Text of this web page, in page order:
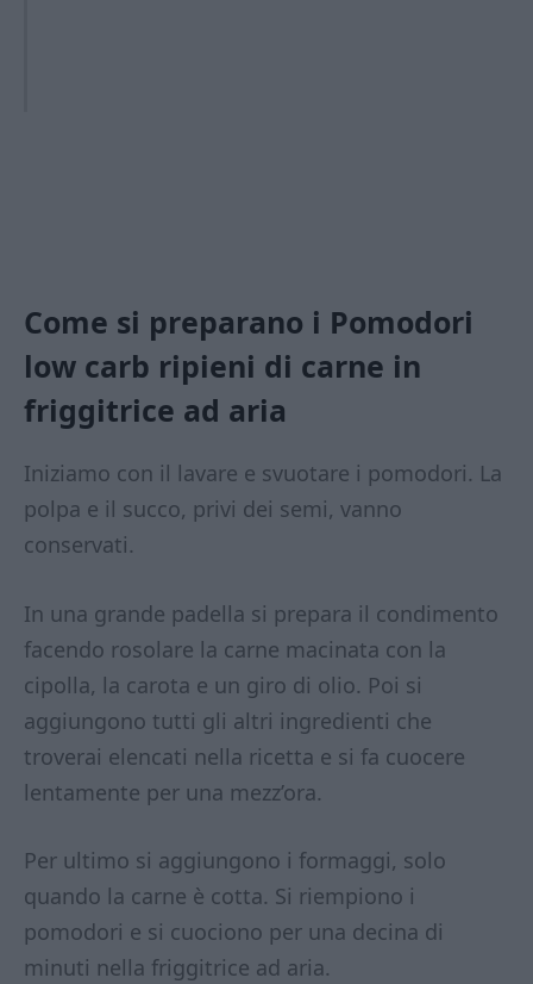
Come si preparano i Pomodori
low carb ripieni di carne in
friggitrice ad aria
Iniziamo con il lavare e svuotare i pomodori. La
polpa e il succo, privi dei semi, vanno
conservati.
In una grande padella si prepara il condimento
facendo rosolare la carne macinata con la
cipolla, la carota e un giro di olio. Poi si
aggiungono tutti gli altri ingredienti che
troverai elencati nella ricetta e si fa cuocere
lentamente per una mezz’ora.
Per ultimo si aggiungono i formaggi, solo
quando la carne è cotta. Si riempiono i
pomodori e si cuociono per una decina di
minuti nella friggitrice ad aria.